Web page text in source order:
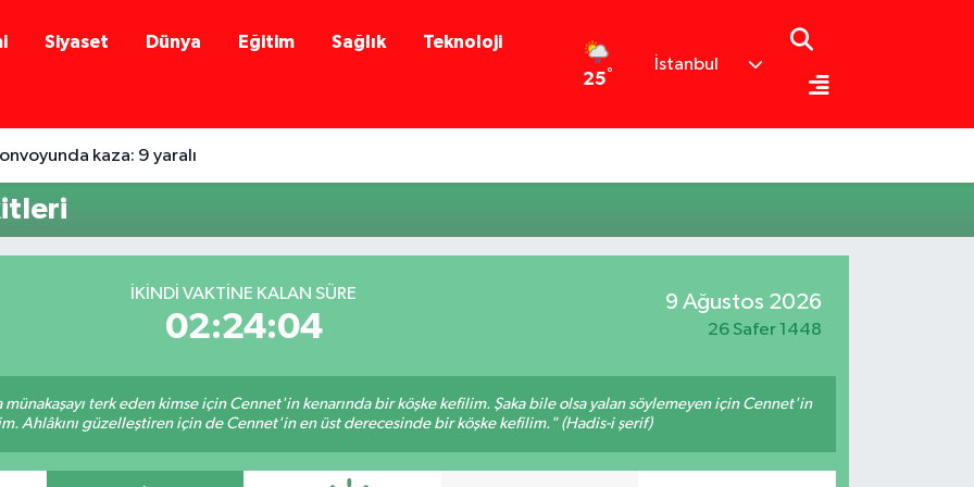
Siyaset Dünya Eğitim Sağlık Teknoloji
25°
İstanbul
kaza: 9 yaralı
İKINDI VAKTINE KALAN SÜRE
02:24:04
9 Ağustos 2026
26 Safer 1448
terk eden kimse için Cennet'in kenarında bir köşke kefilim. Şaka bile olsa yalan söylemeyen için Cennet'in
Ahlâkını güzelleştiren için de Cennet'in en üst derecesinde bir köşke kefilim." (Hadis-i şerif)